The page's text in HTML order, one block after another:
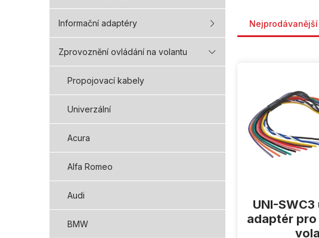
l
Informační adaptéry
Zprovoznění ovládání na volantu
Propojovací kabely
Univerzální
Acura
Alfa Romeo
Audi
BMW
Nejprodávanější
UNI-
adaptér